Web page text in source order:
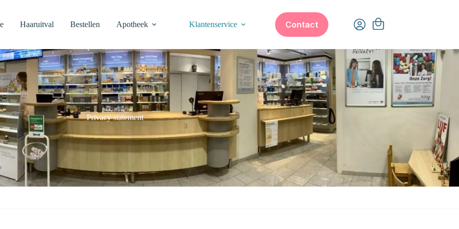
Haaruitval Bestellen Apotheek Klantenservice Contact Winkelwagen
Privacy statement